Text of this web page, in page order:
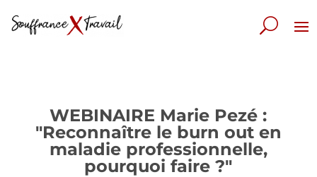
WEBINAIRE Marie Pezé :
"Reconnaître le burn out en
maladie professionnelle,
pourquoi faire ?"